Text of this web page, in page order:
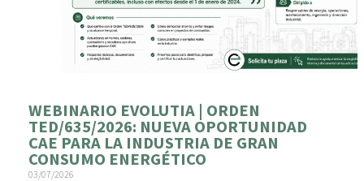
WEBINARIO EVOLUTIA | ORDEN
TED/635/2026: NUEVA OPORTUNIDAD
CAE PARA LA INDUSTRIA DE GRAN
CONSUMO ENERGÉTICO
03/07/2026